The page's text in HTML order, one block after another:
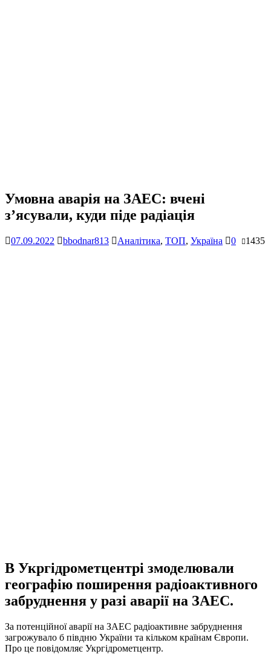
Умовна аварія на ЗАЕС: вчені
з’ясували, куди піде радіація
07.09.2022 bbodnar813 Аналітика, ТОП, Україна 0 1435
В Укргідрометцентрі змоделювали
географію поширення радіоактивного
забруднення у разі аварії на ЗАЕС.
За потенційної аварії на ЗАЕС радіоактивне забруднення
загрожувало б півдню України та кільком країнам Європи.
Про це повідомляє Укргідрометцентр.